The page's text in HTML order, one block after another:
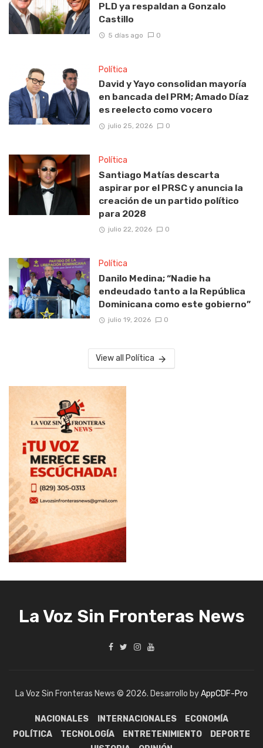
PLD ya respaldan a Gonzalo
Castillo
5 días ago 0
Política
David y Yayo consolidan mayoría
en bancada del PRM; Amado Díaz
es reelecto como vocero
julio 25, 2026 0
Política
Santiago Matías descarta
aspirar por el PRSC y anuncia la
creación de un partido político
para 2028
julio 22, 2026 0
Política
Danilo Medina; “Nadie ha
endeudado tanto a la República
Dominicana como este gobierno”
julio 19, 2026 0
View all Política
La Voz Sin Fronteras News
La Voz Sin Fronteras News © 2026. Desarrollo byAppCDF-Pro
NACIONALES INTERNACIONALES
ECONOMÍA
POLÍTICA
TECNOLOGÍA ENTRETENIMIENTO
DEPORTE